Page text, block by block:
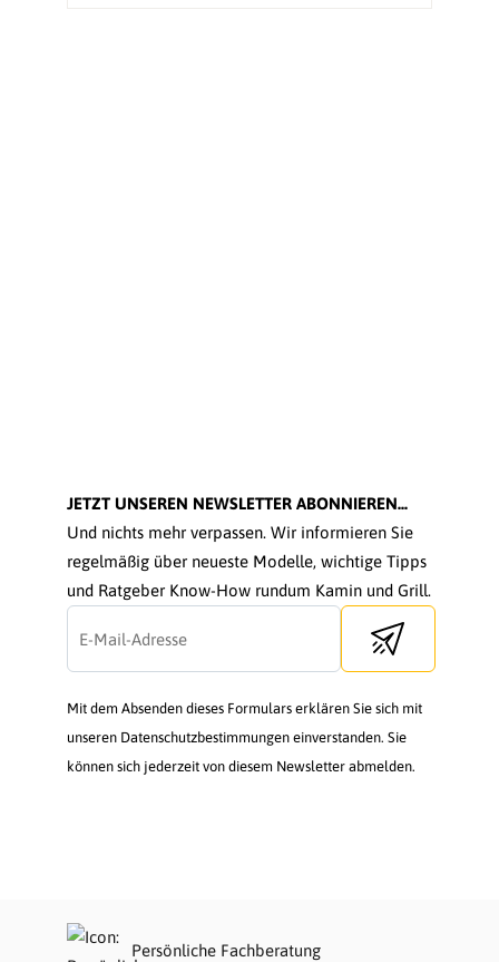
JETZT UNSEREN NEWSLETTER ABONNIEREN...
Und nichts mehr verpassen. Wir informieren Sie
regelmäßig über neueste Modelle, wichtige Tipps
und Ratgeber Know-How rundum Kamin und Grill.
Send newsletter
Mit dem Absenden dieses Formulars erklären Sie sich mit
unseren Datenschutzbestimmungen einverstanden. Sie
können sich jederzeit von diesem Newsletter abmelden.
Persönliche Fachberatung